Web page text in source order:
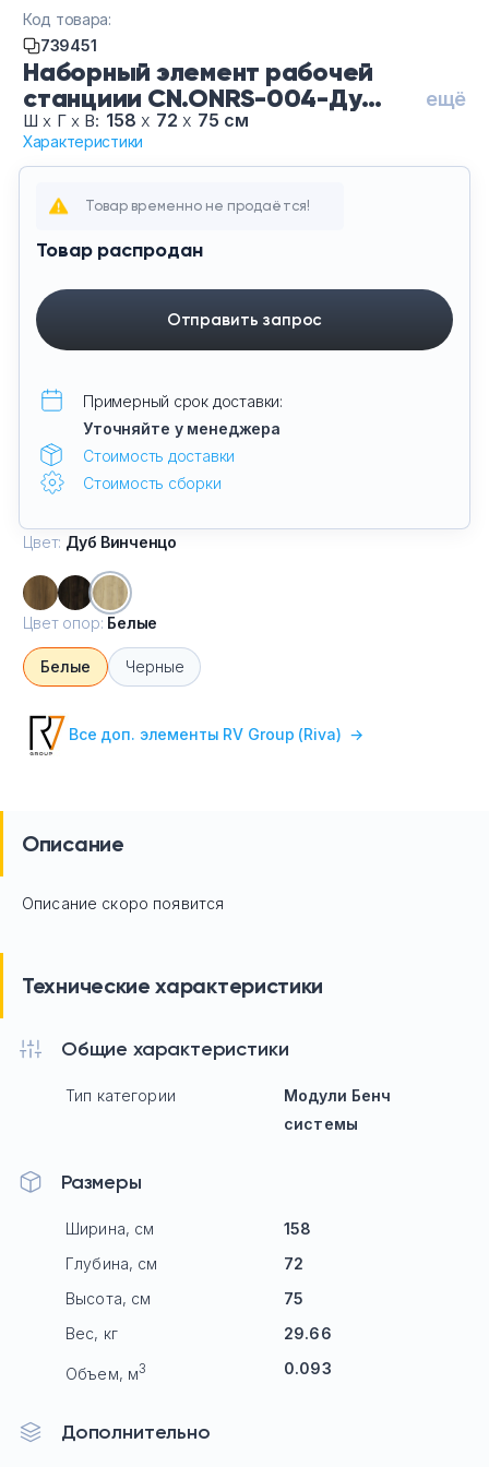
Наборный элемент рабочей
станциии CN.ONRS-004-Ду
Винченцо-Бе, цвет Дуб
Винченцо, цвет опор Белые
ещё
Шх Г х В: 158 х 72 х 75 см
Характеристики
Код товара:
739451
Товар временно не продаётся!
Товар распродан
Отправить запрос
Примерный срок доставки:
Уточняйте у менеджера
Стоимость доставки
Стоимость сборки
Цвет: Дуб Винченцо
Цвет опор: Белые
Белые Черные
Все доп. элементы RV Group (Riva) →
Описание
Описание скоро появится
Технические характеристики
Общие характеристики
Тип категории
Модули Бенч
системы
Размеры
Ширина, см
158
Глубина, см
72
Высота, см
75
Вес, кг
29.66
Объем, м3 0.093
Дополнительно
Офисные шкафы
Офисные диваны
Обеденная зона
Кашпо